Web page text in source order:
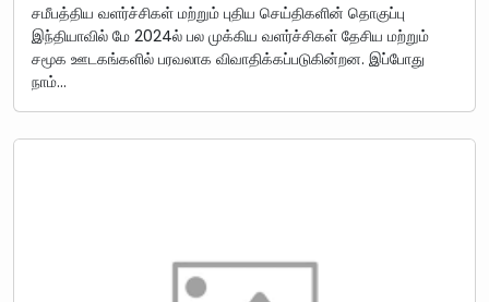
சமீபத்திய வளர்ச்சிகள் மற்றும் புதிய செய்திகளின் தொகுப்பு
இந்தியாவில் மே 2024ல் பல முக்கிய வளர்ச்சிகள் தேசிய மற்றும்
சமூக ஊடகங்களில் பரவலாக விவாதிக்கப்படுகின்றன. இப்போது
நாம்…